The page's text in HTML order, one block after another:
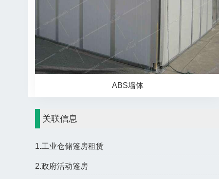
ABS墙体
关联信息
1.工业仓储篷房租赁
2.政府活动篷房